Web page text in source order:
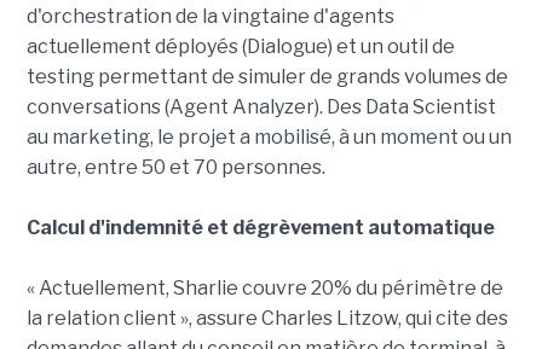
d'orchestration de la vingtaine d'agents
actuellement déployés (Dialogue) et un outil de
testing permettant de simuler de grands volumes de
conversations (Agent Analyzer). Des Data Scientist
au marketing, le projet a mobilisé, à un moment ou un
autre, entre 50 et 70 personnes.
Calcul d'indemnité et dégrèvement automatique
« Actuellement, Sharlie couvre 20% du périmètre de
la relation client », assure Charles Litzow, qui cite des